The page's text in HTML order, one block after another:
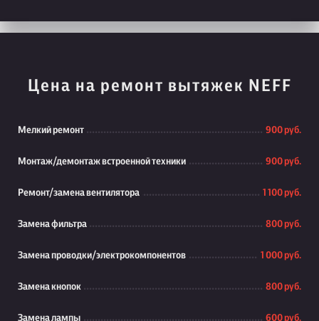
Цена на ремонт вытяжек NEFF
Мелкий ремонт 900 руб.
Монтаж/демонтаж встроенной техники 900 руб.
Ремонт/замена вентилятора 1 100 руб.
Замена фильтра 800 руб.
Замена проводки/электрокомпонентов 1 000 руб.
Замена кнопок 800 руб.
Замена лампы 600 руб.